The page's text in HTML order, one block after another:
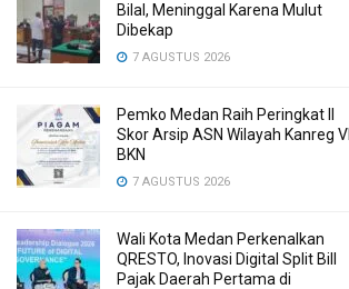
Bilal, Meninggal Karena Mulut
Dibekap
7 AGUSTUS 2026
Pemko Medan Raih Peringkat II
Skor Arsip ASN Wilayah Kanreg VI
BKN
7 AGUSTUS 2026
Wali Kota Medan Perkenalkan
QRESTO, Inovasi Digital Split Bill
Pajak Daerah Pertama di